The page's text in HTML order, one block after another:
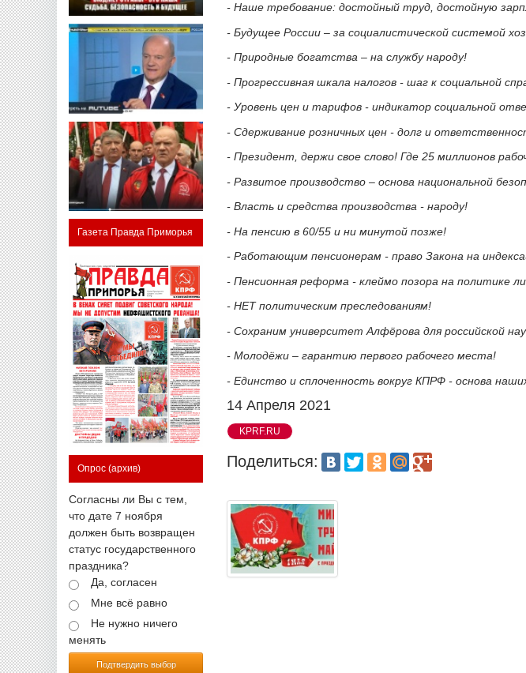
Газета Правда Приморья
Опрос (архив)
Согласны ли Вы с тем,
что дате 7 ноября
должен быть возвращен
статус государственного
праздника?
Да, согласен
Мне всё равно
Не нужно ничего
менять
Подтвердить выбор
- Наше требование: достойный труд, достойную
- Будущее России – за социалистической системой
- Природные богатства – на службу народу!
- Прогрессивная шкала налогов - шаг к социальной
- Уровень цен и тарифов - индикатор социальной
- Сдерживание розничных цен - долг и
- Президент, держи свое слово! Где 25 миллионов
- Развитое производство – основа национальной
- Власть и средства производства - народу!
- На пенсию в 60/55 и ни минутой позже!
- Работающим пенсионерам - право Закона на
- Пенсионная реформа - клеймо позора на политике
- НЕТ политическим преследованиям!
- Сохраним университет Алфёрова для российской
- Молодёжи – гарантию первого рабочего места!
- Единство и сплоченность вокруг КПРФ - основа
14 Апреля 2021
KPRF.RU
Поделиться: